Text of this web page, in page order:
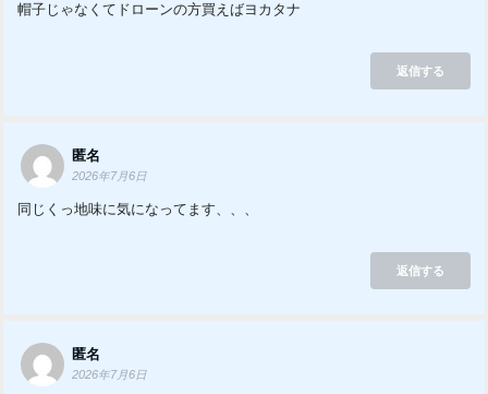
帽子じゃなくてドローンの方買えばヨカタナ
返信する
匿名
2026年7月6日
同じくっ地味に気になってます、、、
返信する
匿名
2026年7月6日